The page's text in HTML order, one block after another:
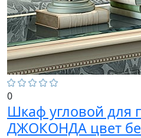
0
Шкаф угловой для
ДЖОКОНДА цвет